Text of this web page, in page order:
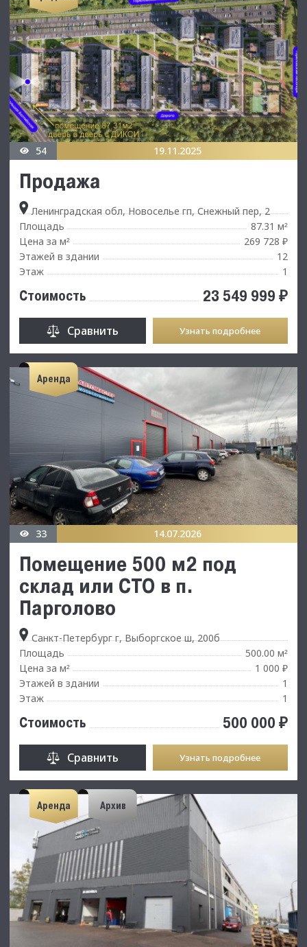
54 19.11.2025
Продажа
Ленинградская обл, Новоселье гп, Снежный пер, 2
Площадь
87.31 м²
Цена за м²
269 728 ₽
Этажей в здании
12
Этаж
1
Стоимость 23 549 999 ₽
Сравнить Узнать подробнее
Аренда
33 14.07.2026
Помещение 500 м2 под
склад или СТО в п.
Парголово
Санкт-Петербург г, Выборгское ш, 200б
Площадь
500.00 м²
Цена за м²
1 000 ₽
Этажей в здании
1
Этаж
1
Стоимость 500 000 ₽
Сравнить Узнать подробнее
Аренда Архив